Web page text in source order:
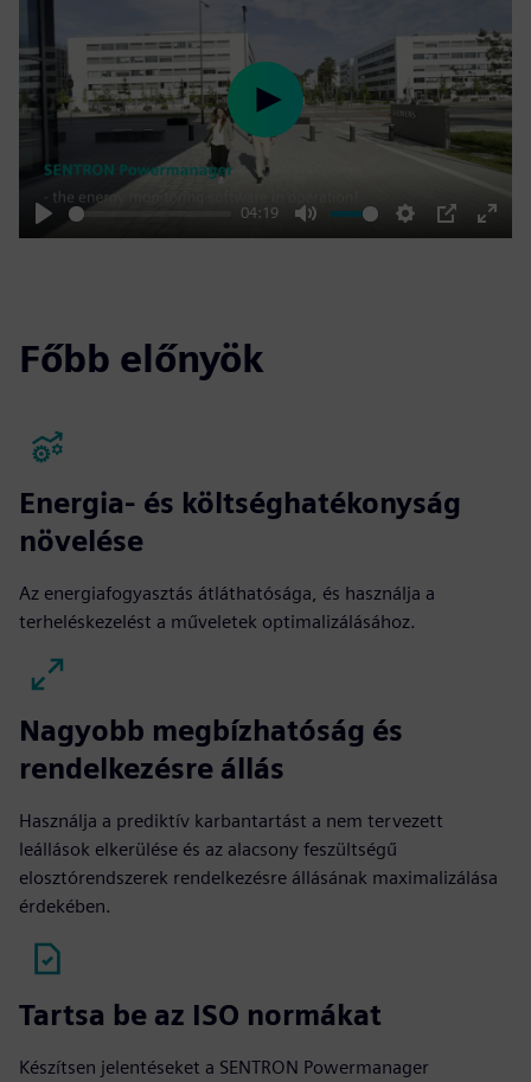
Play
04:19
Mute Settings
PIP
Enter
Play
Főbb előnyök
Energia- és költséghatékonyság
növelése
Az energiafogyasztás átláthatósága, és használja a
terheléskezelést a műveletek optimalizálásához.
Nagyobb megbízhatóság és
rendelkezésre állás
Használja a prediktív karbantartást a nem tervezett
leállások elkerülése és az alacsony feszültségű
elosztórendszerek rendelkezésre állásának maximalizálása
érdekében.
Tartsa be az ISO normákat
Készítsen jelentéseket a SENTRON Powermanager